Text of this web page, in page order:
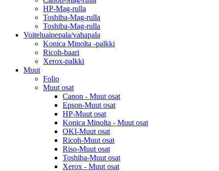
HP-Mag-rulla
Toshiba-Mag-rulla
Toshiba-Mag-rulla
Voiteluainepala/vahapala
Konica Minolta -palkki
Ricoh-baari
Xerox-palkki
Muut
Folio
Muut osat
Canon - Muut osat
Epson-Muut osat
HP-Muut osat
Konica Minolta - Muut osat
OKI-Muut osat
Ricoh-Muut osat
Riso-Muut osat
Toshiba-Muut osat
Xerox - Muut osat